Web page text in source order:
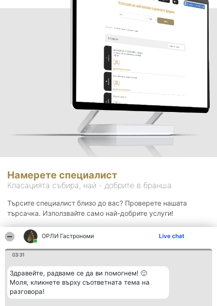
ОРЛИ Гастрономи Live chat
03:31
Здравейте, радваме се да ви помогнем! 🙂
Моля, кликнете върху съответната тема на
разговора!
Намерете специалист
Класацията събира, най - добрите в бранша.
Търсите специалист близо до вас? Проверете нашата
търсачка. Използвайте само най-добрите услуги!